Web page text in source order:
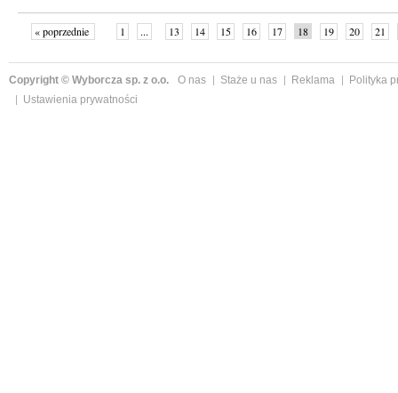
« poprzednie 1 ... 13 14 15 16 17 18 19 20
21
Copyright © Wyborcza sp. z o.o. O nas Staże u nas Reklama
Polityka
Ustawienia prywatności